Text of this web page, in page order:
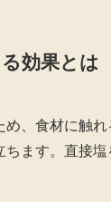
効果とは
め、食材に触
ます。直接